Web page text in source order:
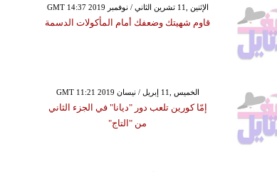
GMT 14:37 2019 الإثنين ,11 تشرين الثاني / نوفمبر
قاوم شهيتك وضعفك أمام المأكولات الدسمة
GMT 11:21 2019 الخميس ,11 إبريل / نيسان
إمّا كورين تلعب دور "ديانا" في الجزء الثاني
من "التاج"